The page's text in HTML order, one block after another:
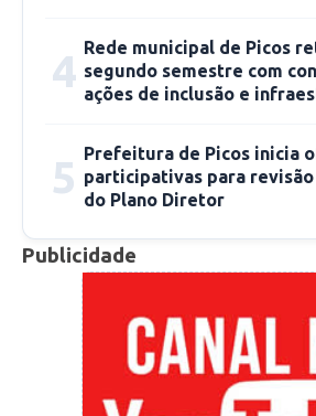
4 Rede municipal de Picos
segundo semestre com
ações de inclusão e
5 Prefeitura de Picos inicia
participativas para
do Plano Diretor
Publicidade